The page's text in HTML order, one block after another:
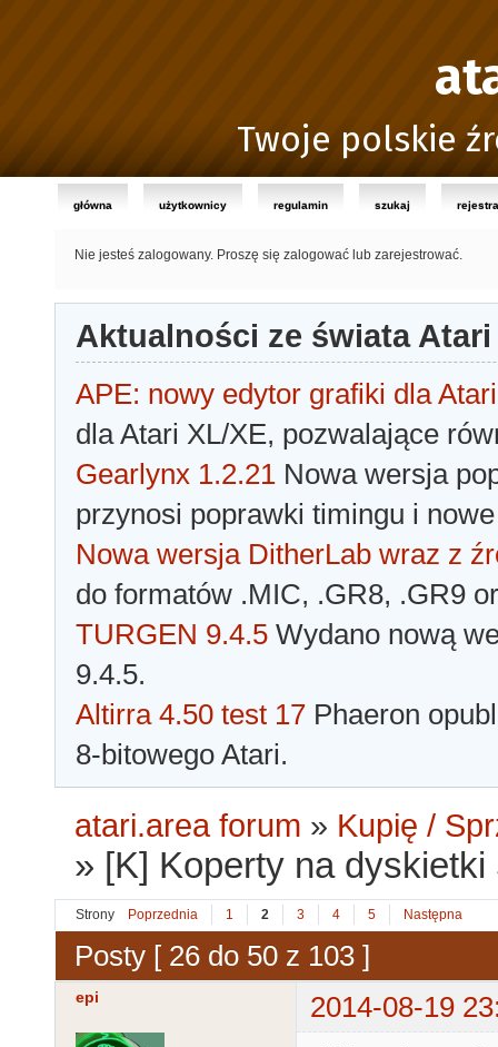
Twoje polskie
główna użytkownicy regulamin szukaj
Nie jesteś zalogowany. Proszę się zalogować lub zarejestrować.
Aktualności ze świata Atari
APE: nowy edytor grafiki dla Atari
dla Atari XL/XE, pozwalające
Gearlynx 1.2.21 Nowa wersja
przynosi poprawki timingu i
Nowa wersja DitherLab wraz z
do formatów .MIC, .GR8, .GR9
TURGEN 9.4.5 Wydano nową
9.4.5.
Altirra 4.50 test 17 Phaeron
8-bitowego Atari.
atari.area forum » Kupię /
» [K] Koperty na dyskietki
Strony Poprzednia 1 2 3 4 5 Następna
Posty [ 26 do 50 z 103 ]
epi 2014-08-19